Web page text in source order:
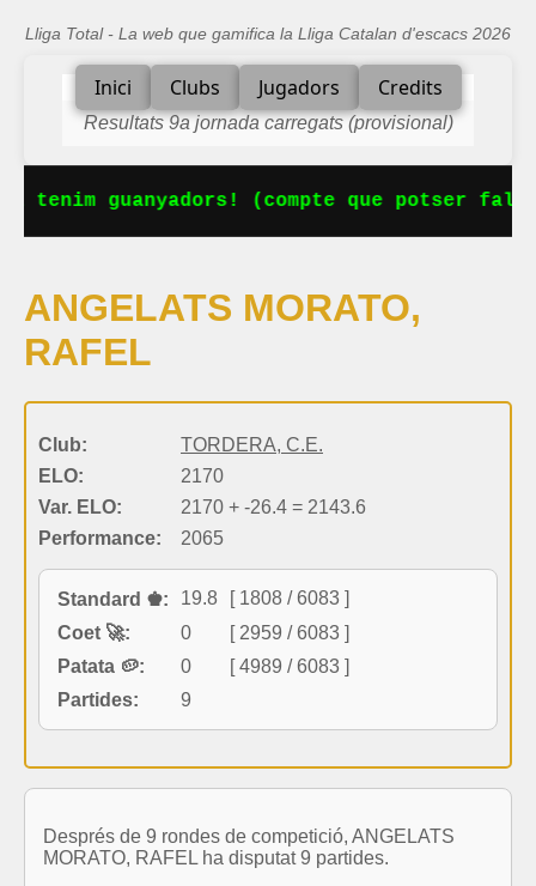
Lliga Total - La web que gamifica la Lliga Catalan d'escacs 2026
Inici Clubs Jugadors Credits
Resultats 9a jornada carregats (provisional)
tenim guanyadors! (compte que potser
ANGELATS MORATO,
RAFEL
Club:
TORDERA, C.E.
ELO:
2170
Var. ELO:
2170 + -26.4 = 2143.6
Performance:
2065
Standard ♚: 19.8
[ 1808 / 6083 ]
Coet 🚀:
0
[ 2959 / 6083 ]
Patata 🥔:
0
[ 4989 / 6083 ]
Partides:
9
Després de 9 rondes de competició, ANGELATS
MORATO, RAFEL ha disputat 9 partides.